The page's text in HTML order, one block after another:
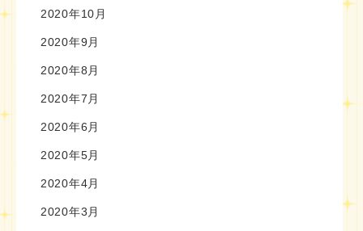
2020年10月
2020年9月
2020年8月
2020年7月
2020年6月
2020年5月
2020年4月
2020年3月